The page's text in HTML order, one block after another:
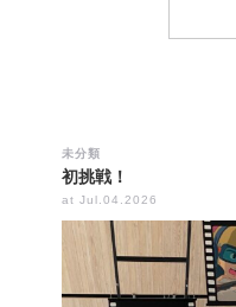
未分類
初挑戦！
at Jul.04.2026